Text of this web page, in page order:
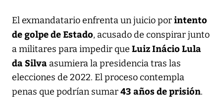
El exmandatario enfrenta un juicio porintento
de golpe de Estado, acusado de conspirar junto
a militares para impedir que Luiz Inácio Lula
da Silva asumiera la presidencia tras las
elecciones de 2022. El proceso contempla
penas que podrían sumar43 años de prisión.